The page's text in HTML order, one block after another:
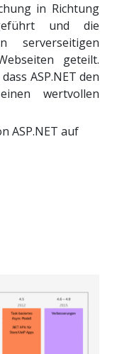
in Richtung
und die
serverseitigen
geteilt.
ASP.NET den
wertvollen